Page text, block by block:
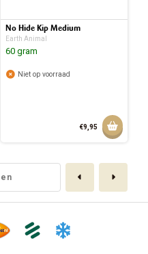
winkelmandje toevoegen
No Hide Kip Medium
Earth Animal
60 gram
Niet op voorraad
€9,95 Aan
Vorige